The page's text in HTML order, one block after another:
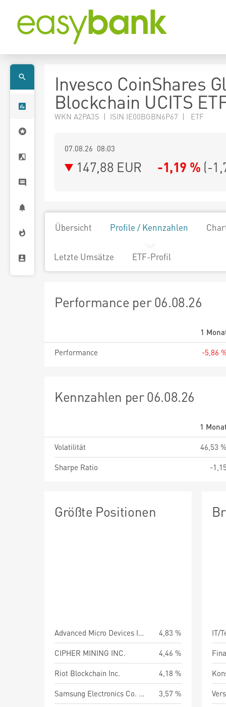
Invesco CoinShares
Blockchain UCITS
WKN A2PA3S | ISIN IE00BGBN6P67 | ETF
07.08.26 08:03
147,88 EUR -1,19 % (-
Übersicht Profile / Kennzahlen
Letzte Umsätze ETF-Profil
Performance per 06.08.26
1
Performance
-5,86
Kennzahlen per 06.08.26
1
Volatilität
46,53
Sharpe Ratio
-
Größte Positionen
Advanced Micro Devices Inc.
4,83 %
CIPHER MINING INC.
4,46 %
Riot Blockchain Inc.
4,18 %
Samsung Electronics Co. Ltd.
3,57 %
IT/